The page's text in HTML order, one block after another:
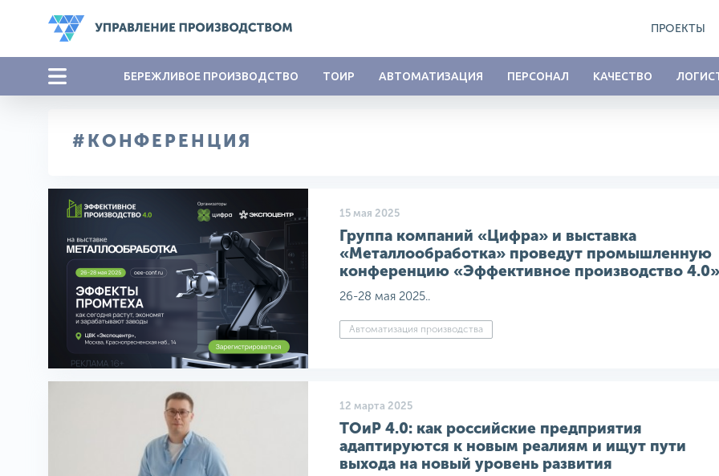
ПРОЕКТЫ
БЕРЕЖЛИВОЕ ПРОИЗВОДСТВО ТОИР АВТОМАТИЗАЦИЯ ПЕРСОНАЛ КАЧЕСТВО
#КОНФЕРЕНЦИЯ
15 мая 2025
Группа компаний «Цифра» и выставка
«Металлообработка» проведут промышленную
конференцию «Эффективное производство
26-28 мая 2025..
Автоматизация производства
12 марта 2025
ТОиР 4.0: как российские предприятия
адаптируются к новым реалиям и ищут пути
выхода на новый уровень развития